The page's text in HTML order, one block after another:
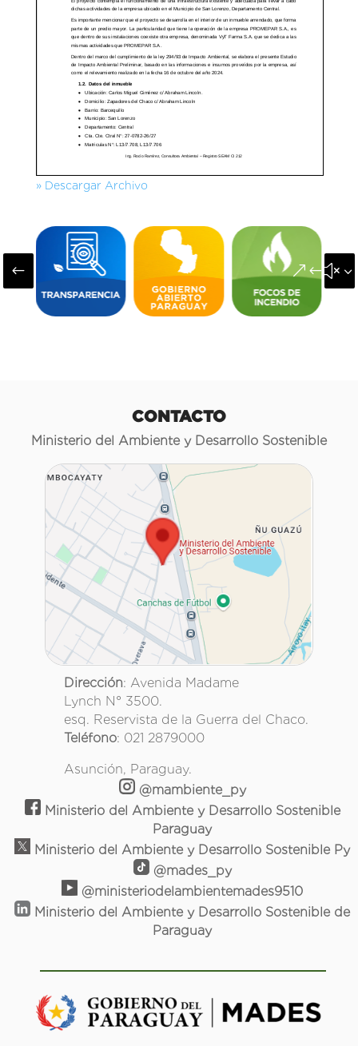
» Descargar Archivo
#
CONTACTO
Ministerio del Ambiente y Desarrollo Sostenible
Dirección: Avenida Madame
Lynch N° 3500.
esq. Reservista de la Guerra del Chaco.
Teléfono: 021 2879000
Asunción, Paraguay.
@mambiente_py
Ministerio del Ambiente y Desarrollo Sostenible
Paraguay
Ministerio del Ambiente y Desarrollo Sostenible Py
@mades_py
@ministeriodelambientemades9510
Ministerio del Ambiente y Desarrollo Sostenible de
Paraguay